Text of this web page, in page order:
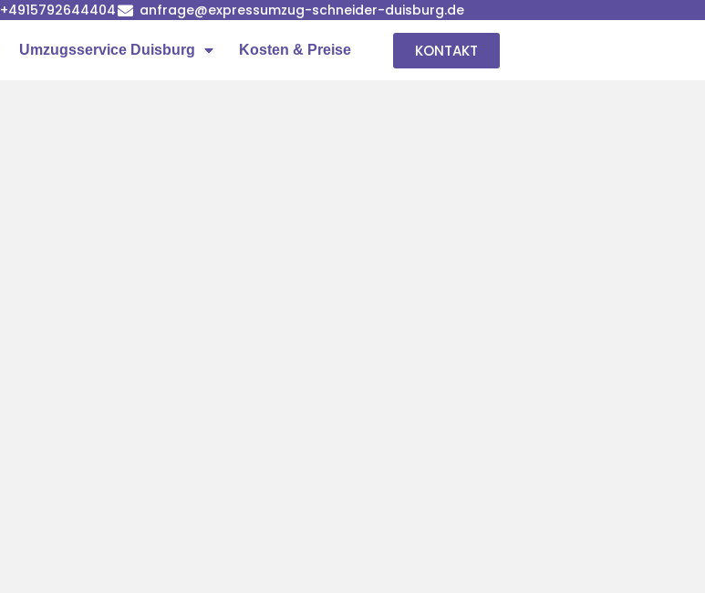
+4915792644404 anfrage@expressumzug-schneider-duisburg.de
Umzugsservice Duisburg Kosten & Preise KONTAKT